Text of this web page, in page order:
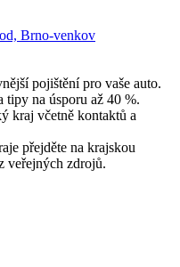
pojištění pro vaše auto.
na úsporu až 40 %.
kraj včetně kontaktů a
přejděte na krajskou
veřejných zdrojů.